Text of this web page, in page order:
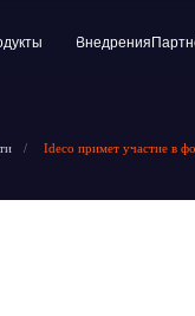
Внедрения Партнёры
/ Ideco примет участие в